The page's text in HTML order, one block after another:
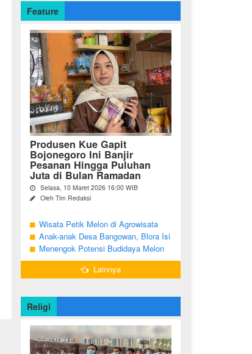
Feature
Produsen Kue Gapit
Bojonegoro Ini Banjir
Pesanan Hingga Puluhan
Juta di Bulan Ramadan
Selasa, 10 Maret 2026 16:00 WIB
Oleh Tim Redaksi
Ramadan membawa keberkahan
tersendiri bagi para pelaku Usaha Mikro
Kecil dan Menengah (UMKM) di
Kabupaten Bojonegoro. ...
Wisata Petik Melon di Agrowisata
Girli Farm Blora, Tak Sampai 5 Hari
Sudah Ludes Terjual
Anak-anak Desa Bangowan, Blora Isi
Waktu Jelang Buka Puasa dengan
Latihan Gamelan
Menengok Potensi Budidaya Melon
Menggunakan Greenhouse di
Lainnya
Religi